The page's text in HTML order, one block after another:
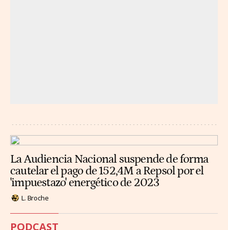
La Audiencia Nacional suspende de forma
cautelar el pago de 152,4M a Repsol por el
'impuestazo' energético de 2023
L. Broche
PODCAST